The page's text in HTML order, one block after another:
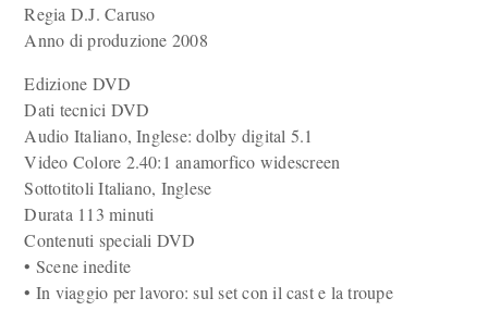
Regia D.J. Caruso
Anno di produzione 2008
Edizione DVD
Dati tecnici DVD
Audio Italiano, Inglese: dolby digital 5.1
Video Colore 2.40:1 anamorfico widescreen
Sottotitoli Italiano, Inglese
Durata 113 minuti
Contenuti speciali DVD
• Scene inedite
• In viaggio per lavoro: sul set con il cast e la troupe